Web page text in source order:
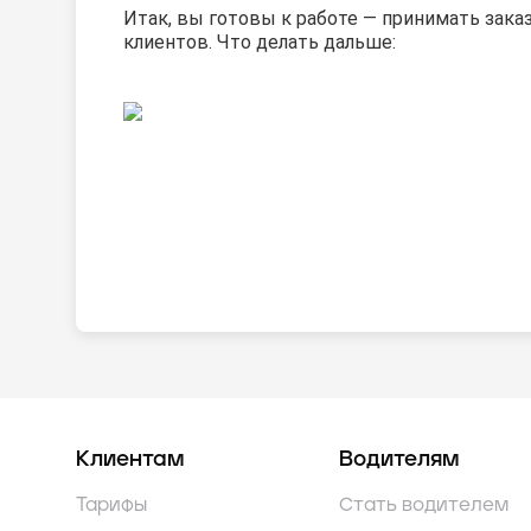
Итак, вы готовы к работе — принимать
клиентов. Что делать дальше:
Клиентам
Тарифы
Водителям
Стать водителем